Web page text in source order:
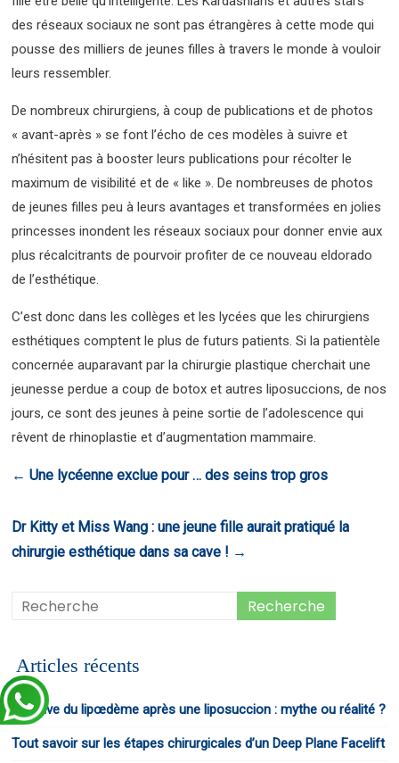
des réseaux sociaux ne sont pas étrangères à cette mode qui
pousse des milliers de jeunes filles à travers le monde à vouloir
leurs ressembler.
De nombreux chirurgiens, à coup de publications et de photos
« avant-après » se font l’écho de ces modèles à suivre et
n’hésitent pas à booster leurs publications pour récolter le
maximum de visibilité et de « like ». De nombreuses de photos
de jeunes filles peu à leurs avantages et transformées en jolies
princesses inondent les réseaux sociaux pour donner envie aux
plus récalcitrants de pourvoir profiter de ce nouveau eldorado
de l’esthétique.
C’est donc dans les collèges et les lycées que les chirurgiens
esthétiques comptent le plus de futurs patients. Si la patientèle
concernée auparavant par la chirurgie plastique cherchait une
jeunesse perdue a coup de botox et autres liposuccions, de nos
jours, ce sont des jeunes à peine sortie de l’adolescence qui
rêvent de rhinoplastie et d’augmentation mammaire.
← Une lycéenne exclue pour … des seins trop gros
Dr Kitty et Miss Wang : une jeune fille aurait pratiqué la
chirurgie esthétique dans sa cave ! →
Articles récents
Récidive du lipœdème après une liposuccion : mythe ou réalité ?
Tout savoir sur les étapes chirurgicales d’un Deep Plane Facelift